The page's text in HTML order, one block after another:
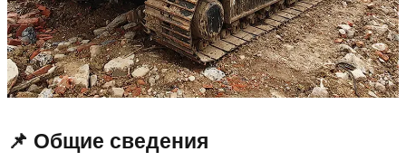
📌 Общие сведения